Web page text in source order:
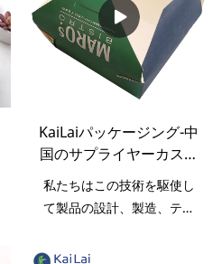
奪う際に技術が重要である
ことを認めなければなりま
せん。現在、主に紙箱の分
野で使用されています。
KaiLaiパッケージング-中
国のサプライヤーカスタ
ムプリントホットセール
食品グレードの紙PEコー
ティングされたヌードル
私たちはこの技術を駆使し
て製品の設計、製造、テス
利点により、中国のサプラ